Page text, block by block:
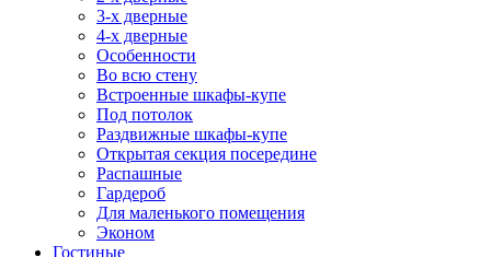
3-х дверные
4-х дверные
Особенности
Во всю стену
Встроенные шкафы-купе
Под потолок
Раздвижные шкафы-купе
Открытая секция посередине
Распашные
Гардероб
Для маленького помещения
Эконом
Гостиные